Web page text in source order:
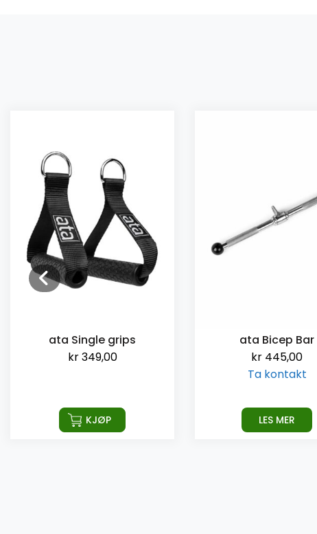
ata Single grips
kr349,00
KJØP
ata Bicep Bar
kr 445,00
Ta kontakt
LES MER